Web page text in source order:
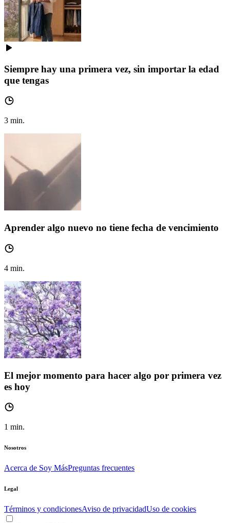
Siempre hay una primera vez, sin importar la edad
que tengas
3 min.
Aprender algo nuevo no tiene fecha de vencimiento
4 min.
El mejor momento para hacer algo por primera vez
es hoy
1 min.
Nosotros
Acerca de Soy MásPreguntas frecuentes
Legal
Términos y condicionesAviso de privacidadUso de cookies